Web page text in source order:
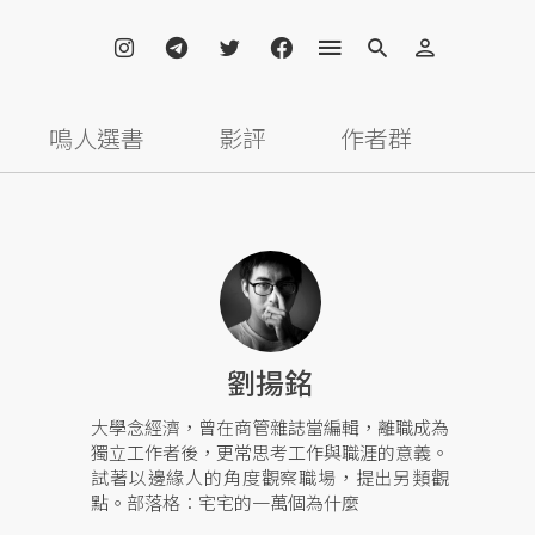
鳴人選書 影評 作者群
劉揚銘
大學念經濟，曾在商管雜誌當編輯，離職成為
獨立工作者後，更常思考工作與職涯的意義。
試著以邊緣人的角度觀察職場，提出另類觀
點。部落格：宅宅的一萬個為什麼